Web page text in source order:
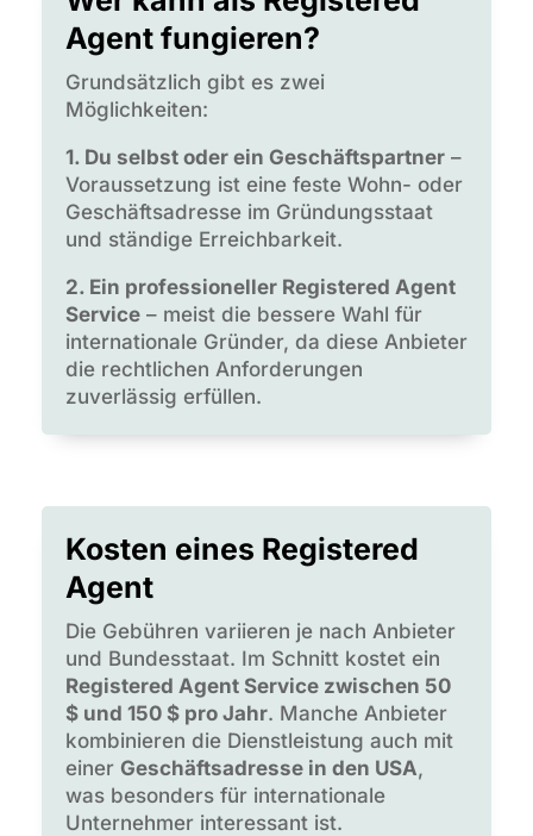
Agent fungieren?
Grundsätzlich gibt es zwei
Möglichkeiten:
1. Du selbst oder ein Geschäftspartner–
Voraussetzung ist eine feste Wohn- oder
Geschäftsadresse im Gründungsstaat
und ständige Erreichbarkeit.
2. Ein professioneller Registered Agent
Service– meist die bessere Wahl für
internationale Gründer, da diese Anbieter
die rechtlichen Anforderungen
zuverlässig erfüllen.
Kosten eines Registered
Agent
Die Gebühren variieren je nach Anbieter
und Bundesstaat. Im Schnitt kostet ein
Registered Agent Service zwischen 50
$ und 150 $ pro Jahr. Manche Anbieter
kombinieren die Dienstleistung auch mit
einer Geschäftsadresse in den USA,
was besonders für internationale
Unternehmer interessant ist.